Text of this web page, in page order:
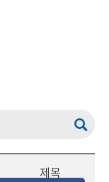
제목